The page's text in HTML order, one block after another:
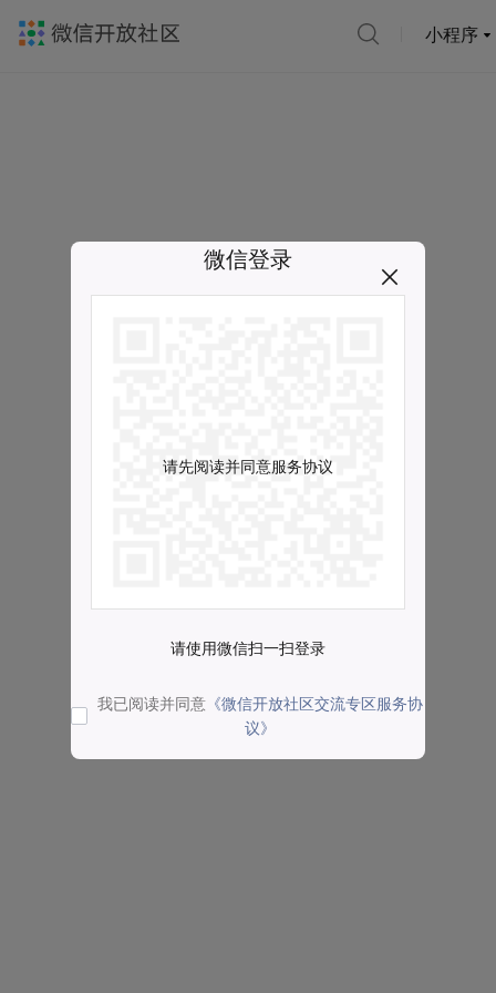
小程序
微信登录
请先阅读并同意服务协议
请使用微信扫一扫登录
我已阅读并同意 《微信开放社区交流专区服务协
议》